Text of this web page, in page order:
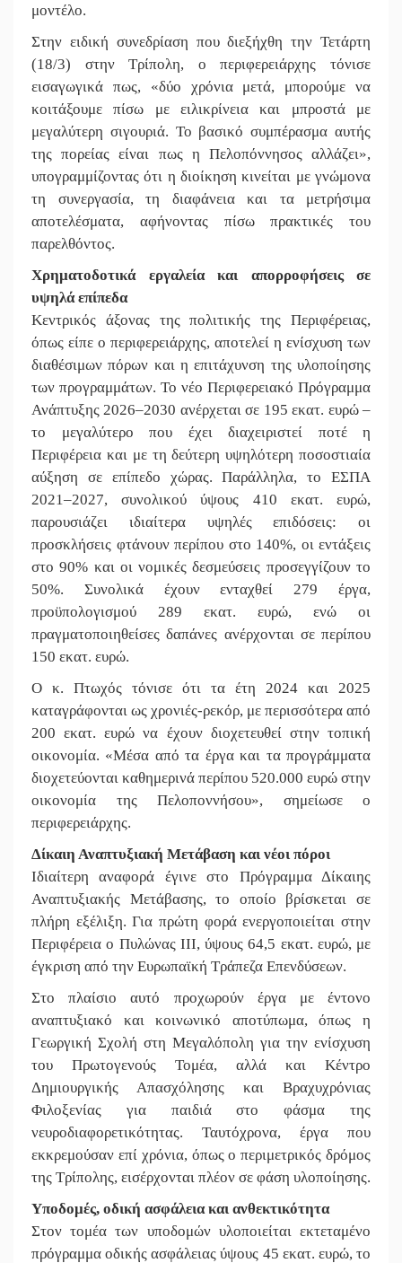
μοντέλο.
Στην ειδική συνεδρίαση που διεξήχθη την Τετάρτη
(18/3) στην Τρίπολη, ο περιφερειάρχης τόνισε
εισαγωγικά πως, «δύο χρόνια μετά, μπορούμε να
κοιτάξουμε πίσω με ειλικρίνεια και μπροστά με
μεγαλύτερη σιγουριά. Το βασικό συμπέρασμα αυτής
της πορείας είναι πως η Πελοπόννησος αλλάζει»,
υπογραμμίζοντας ότι η διοίκηση κινείται με γνώμονα
τη συνεργασία, τη διαφάνεια και τα μετρήσιμα
αποτελέσματα, αφήνοντας πίσω πρακτικές του
παρελθόντος.
Χρηματοδοτικά εργαλεία και απορροφήσεις σε
υψηλά επίπεδα
Κεντρικός άξονας της πολιτικής της Περιφέρειας,
όπως είπε ο περιφερειάρχης, αποτελεί η ενίσχυση των
διαθέσιμων πόρων και η επιτάχυνση της υλοποίησης
των προγραμμάτων. Το νέο Περιφερειακό Πρόγραμμα
Ανάπτυξης 2026–2030 ανέρχεται σε 195 εκατ. ευρώ –
το μεγαλύτερο που έχει διαχειριστεί ποτέ η
Περιφέρεια και με τη δεύτερη υψηλότερη ποσοστιαία
αύξηση σε επίπεδο χώρας. Παράλληλα, το ΕΣΠΑ
2021–2027, συνολικού ύψους 410 εκατ. ευρώ,
παρουσιάζει ιδιαίτερα υψηλές επιδόσεις: οι
προσκλήσεις φτάνουν περίπου στο 140%, οι εντάξεις
στο 90% και οι νομικές δεσμεύσεις προσεγγίζουν το
50%. Συνολικά έχουν ενταχθεί 279 έργα,
προϋπολογισμού 289 εκατ. ευρώ, ενώ οι
πραγματοποιηθείσες δαπάνες ανέρχονται σε περίπου
150 εκατ. ευρώ.
Ο κ. Πτωχός τόνισε ότι τα έτη 2024 και 2025
καταγράφονται ως χρονιές-ρεκόρ, με περισσότερα από
200 εκατ. ευρώ να έχουν διοχετευθεί στην τοπική
οικονομία. «Μέσα από τα έργα και τα προγράμματα
διοχετεύονται καθημερινά περίπου 520.000 ευρώ στην
οικονομία της Πελοποννήσου», σημείωσε ο
περιφερειάρχης.
Δίκαιη Αναπτυξιακή Μετάβαση και νέοι πόροι
Ιδιαίτερη αναφορά έγινε στο Πρόγραμμα Δίκαιης
Αναπτυξιακής Μετάβασης, το οποίο βρίσκεται σε
πλήρη εξέλιξη. Για πρώτη φορά ενεργοποιείται στην
Περιφέρεια ο Πυλώνας ΙΙΙ, ύψους 64,5 εκατ. ευρώ, με
έγκριση από την Ευρωπαϊκή Τράπεζα Επενδύσεων.
Στο πλαίσιο αυτό προχωρούν έργα με έντονο
αναπτυξιακό και κοινωνικό αποτύπωμα, όπως η
Γεωργική Σχολή στη Μεγαλόπολη για την ενίσχυση
του Πρωτογενούς Τομέα, αλλά και Κέντρο
Δημιουργικής Απασχόλησης και Βραχυχρόνιας
Φιλοξενίας για παιδιά στο φάσμα της
νευροδιαφορετικότητας. Ταυτόχρονα, έργα που
εκκρεμούσαν επί χρόνια, όπως ο περιμετρικός δρόμος
της Τρίπολης, εισέρχονται πλέον σε φάση υλοποίησης.
Υποδομές, οδική ασφάλεια και ανθεκτικότητα
Στον τομέα των υποδομών υλοποιείται εκτεταμένο
πρόγραμμα οδικής ασφάλειας ύψους 45 εκατ. ευρώ, το